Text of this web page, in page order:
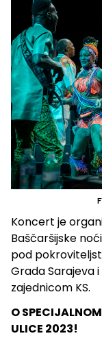
Koncert je
Baščaršijske
pod
Grada Sarajeva
zajednicom KS.
O
ULICE 2023!